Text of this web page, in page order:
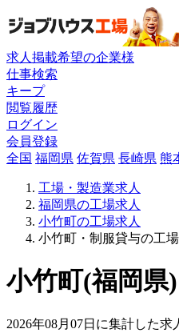
求人掲載希望の企業様
仕事検索
キープ
閲覧履歴
ログイン
会員登録
全国 福岡県 佐賀県 長崎県 熊
工場・製造業求人
福岡県の工場求人
小竹町の工場求人
小竹町・制服貸与の工場
小竹町(福岡県
2026年08月07日に集計した